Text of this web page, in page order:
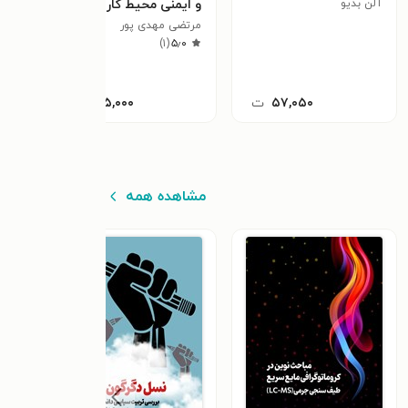
آلن بدیو
۵۷,۰۵۰ ت
و ایمنی محیط کار
مرتضی مهدی پور
۵٫۰(۱)
۱۷۵,۰۰۰
مشاهده همه